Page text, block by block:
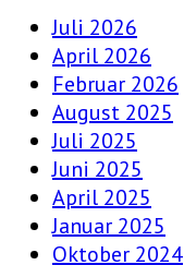
Juli 2026
April 2026
Februar 2026
August 2025
Juli 2025
Juni 2025
April 2025
Januar 2025
Oktober 2024